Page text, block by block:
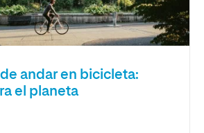
andar en bicicleta:
el planeta